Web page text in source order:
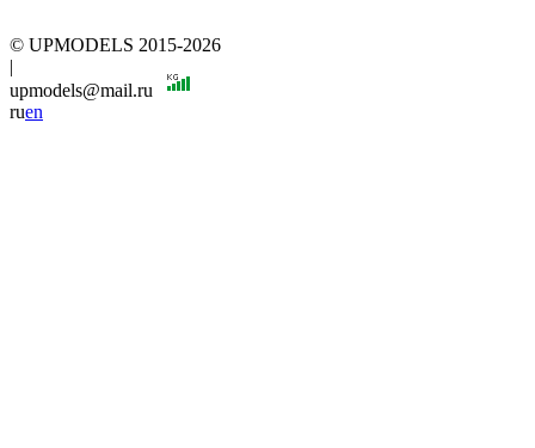
© UPMODELS 2015-2026
|
upmodels@mail.ru
ruen